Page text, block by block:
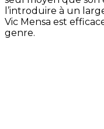
l’introduire à un
Vic Mensa est
genre.